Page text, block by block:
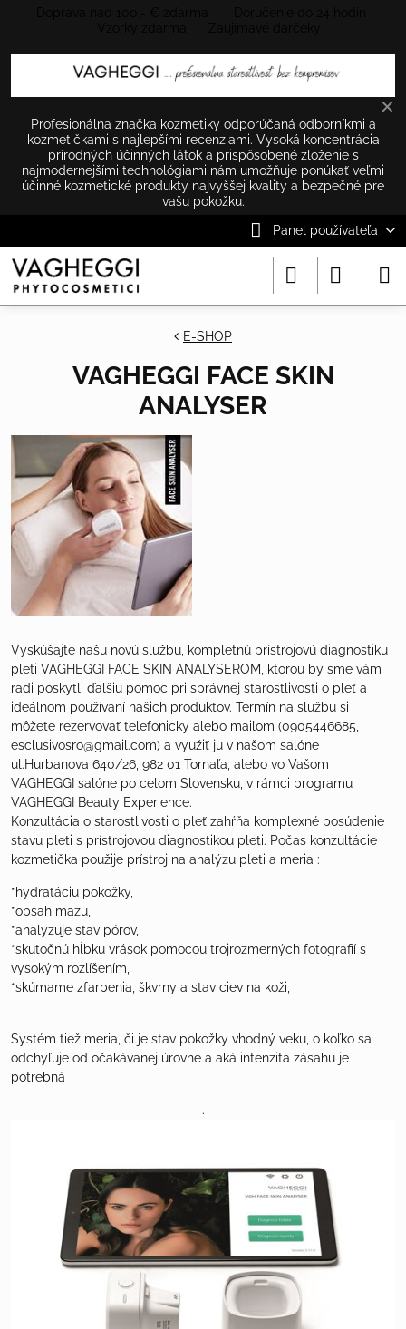
✕
Profesionálna značka kozmetiky odporúčaná odborníkmi a
kozmetičkami s najlepšími recenziami. Vysoká koncentrácia
prírodných účinných látok a prispôsobené zloženie s
najmodernejšími technológiami nám umožňuje ponúkať veľmi
účinné kozmetické produkty najvyššej kvality a bezpečné pre
vašu pokožku.
Panel používateľa
E-SHOP
VAGHEGGI FACE SKIN
ANALYSER
Vyskúšajte našu novú službu, kompletnú prístrojovú diagnostiku
pleti VAGHEGGI FACE SKIN ANALYSEROM, ktorou by sme vám
radi poskytli ďalšiu pomoc pri správnej starostlivosti o pleť a
ideálnom používaní našich produktov. Termín na službu si
môžete rezervovať telefonicky alebo mailom (0905446685,
esclusivosro@gmail.com) a využiť ju v našom salóne
ul.Hurbanova 640/26, 982 01 Tornaľa, alebo vo Vašom
VAGHEGGI salóne po celom Slovensku, v rámci programu
VAGHEGGI Beauty Experience.
Konzultácia o starostlivosti o pleť zahŕňa komplexné posúdenie
stavu pleti s prístrojovou diagnostikou pleti. Počas konzultácie
kozmetička použije prístroj na analýzu pleti a meria :
*hydratáciu pokožky,
*obsah mazu,
*analyzuje stav pórov,
*skutočnú hĺbku vrások pomocou trojrozmerných fotografií s
vysokým rozlíšením,
*skúmame zfarbenia, škvrny a stav ciev na koži,
Systém tiež meria, či je stav pokožky vhodný veku, o koľko sa
odchyľuje od očakávanej úrovne a aká intenzita zásahu je
potrebná
.